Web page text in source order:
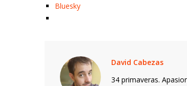
Bluesky
David Cabezas
34 primaveras.